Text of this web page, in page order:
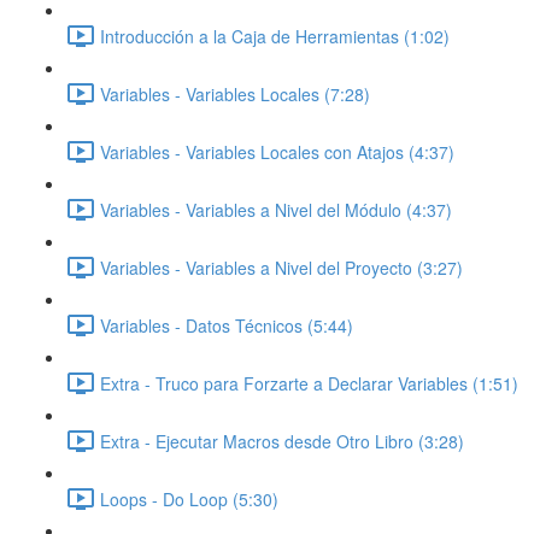
Introducción a la Caja de Herramientas (1:02)
Variables - Variables Locales (7:28)
Variables - Variables Locales con Atajos (4:37)
Variables - Variables a Nivel del Módulo (4:37)
Variables - Variables a Nivel del Proyecto (3:27)
Variables - Datos Técnicos (5:44)
Extra - Truco para Forzarte a Declarar Variables (1:51)
Extra - Ejecutar Macros desde Otro Libro (3:28)
Loops - Do Loop (5:30)